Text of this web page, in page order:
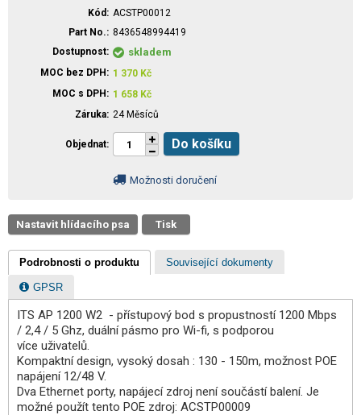
Kód
ACSTP00012
Part No.
8436548994419
Dostupnost
skladem
MOC bez DPH 1 370 Kč
MOC s DPH
1 658 Kč
Záruka 24 Měsíců
Objednat Do košíku
Možnosti doručení
Nastavit hlídacího psa Tisk
Podrobnosti o produktu Související dokumenty
GPSR
ITS AP 1200 W2 - přístupový bod s propustností 1200 Mbps
/ 2,4 / 5 Ghz, duální pásmo pro Wi-fi, s podporou
více uživatelů.
Kompaktní design, vysoký dosah : 130 - 150m, možnost POE
napájení 12/48 V.
Dva Ethernet porty, napájecí zdroj není součástí balení. Je
možné použít tento POE zdroj: ACSTP00009